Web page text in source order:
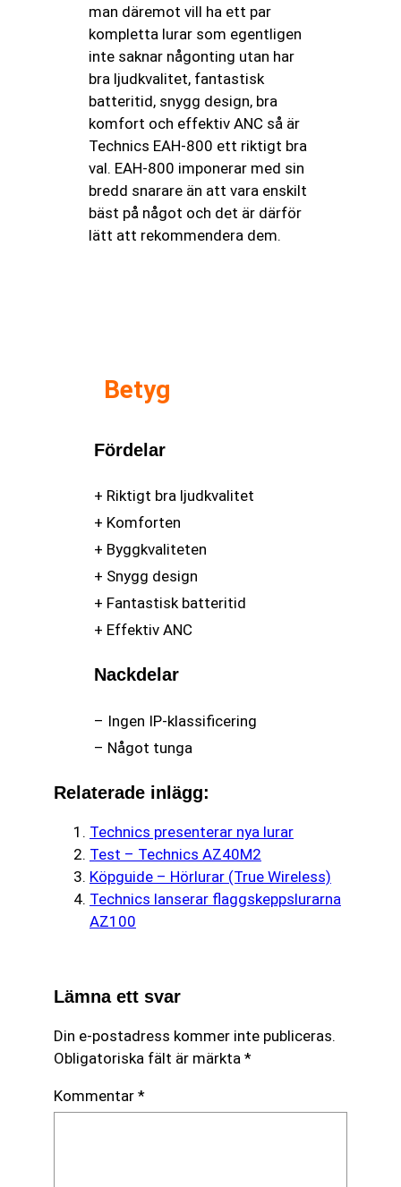
man däremot vill ha ett par
kompletta lurar som egentligen
inte saknar någonting utan har
bra ljudkvalitet, fantastisk
batteritid, snygg design, bra
komfort och effektiv ANC så är
Technics EAH-800 ett riktigt bra
val. EAH-800 imponerar med sin
bredd snarare än att vara enskilt
bäst på något och det är därför
lätt att rekommendera dem.
Betyg
Fördelar
+ Riktigt bra ljudkvalitet
+ Komforten
+ Byggkvaliteten
+ Snygg design
+ Fantastisk batteritid
+ Effektiv ANC
Nackdelar
– Ingen IP-klassificering
– Något tunga
Relaterade inlägg:
Technics presenterar nya lurar
Test – Technics AZ40M2
Köpguide – Hörlurar (True Wireless)
Technics lanserar flaggskeppslurarna
AZ100
Lämna ett svar
Din e-postadress kommer inte publiceras.
Obligatoriska fält är märkta *
Kommentar *